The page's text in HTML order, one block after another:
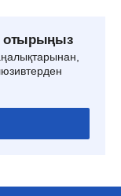
отырыңыз